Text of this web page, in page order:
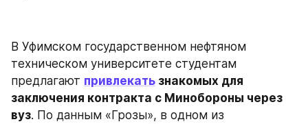
В Уфимском государственном нефтяном
техническом университете студентам
предлагают привлекать знакомых для
заключения контракта с Минобороны через
вуз. По данным «Грозы», в одном из